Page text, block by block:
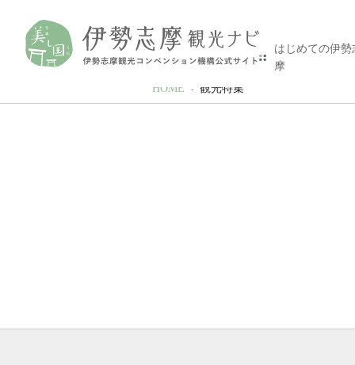
はじめての伊勢
摩
HOME
観光特集